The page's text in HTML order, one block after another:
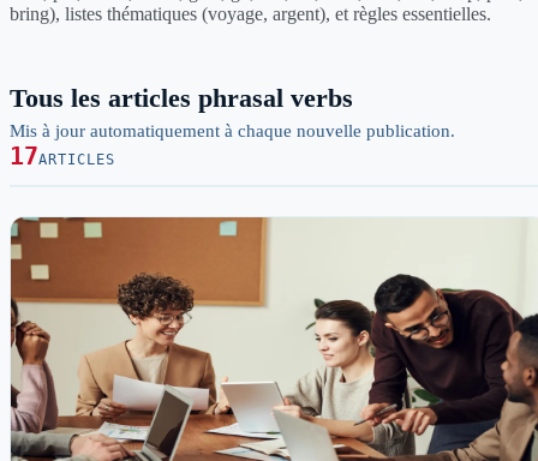
bring), listes thématiques (voyage, argent), et règles essentielles.
Tous les articles phrasal verbs
Mis à jour automatiquement à chaque nouvelle publication.
17ARTICLES